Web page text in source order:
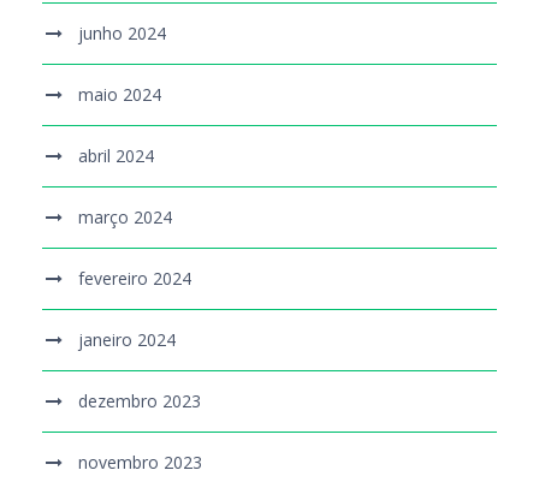
junho 2024
maio 2024
abril 2024
março 2024
fevereiro 2024
janeiro 2024
dezembro 2023
novembro 2023